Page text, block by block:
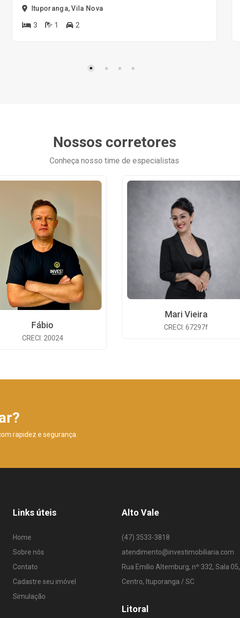
Ituporanga, Vila Nova
3 1 2
Nossos corretores
Conheça nosso time de especialistas
Fábio
CRECI: 20024
Mari Vieira
CRECI: 67297f
rapidez e segurança.
Links úteis
Home
Sobre nós
Contato
Cadastre seu imóvel
Simulação
Alto Vale
(47) 3533-3818
atendimento@investimobiliaria.com
Rua Emílio Altemburg, nº 332, Sala 05,
Centro, Ituporanga / SC
Litoral